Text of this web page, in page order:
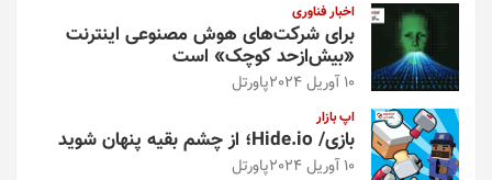
اخبار فناوری
برای شرکت‌های هوش مصنوعی اینترنت
«بیش‌از‌حد کوچک» است
10 آوریل 2024 پاورتل
اپ بازار
بازی/ Hide.io؛ از چشم بقیه پنهان شوید
10 آوریل 2024 پاورتل